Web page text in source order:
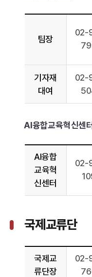
팀장
02-
기자재
대여
02-
AI융합교육혁신센터
AI융합
교육혁
신센터
02-
국제교류단
국제교
류단장
02-